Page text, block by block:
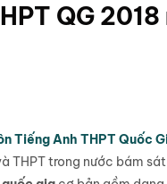
QG
Tiếng Anh THPT Quốc
THPT trong nước bám